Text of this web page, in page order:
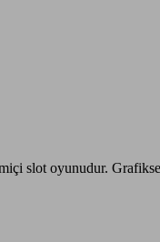
slot oyunudur.